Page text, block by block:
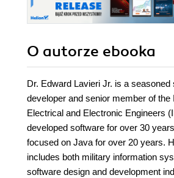
O autorze ebooka
Dr. Edward Lavieri Jr. is a seasoned
developer and senior member of the
Electrical and Electronic Engineers
developed software for over 30
focused on Java for over 20 years.
includes both military information
software design and development